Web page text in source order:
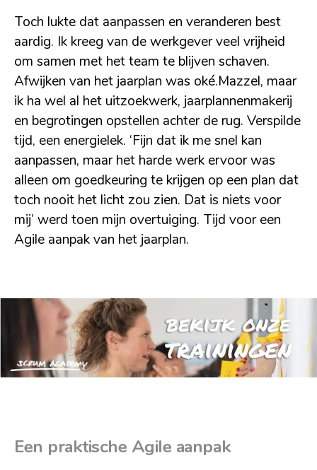
Toch lukte dat aanpassen en veranderen best
aardig. Ik kreeg van de werkgever veel vrijheid
om samen met het team te blijven schaven.
Afwijken van het jaarplan was oké.Mazzel, maar
ik ha wel al het uitzoekwerk, jaarplannenmakerij
en begrotingen opstellen achter de rug. Verspilde
tijd, een energielek. ‘Fijn dat ik me snel kan
aanpassen, maar het harde werk ervoor was
alleen om goedkeuring te krijgen op een plan dat
toch nooit het licht zou zien. Dat is niets voor
mij’ werd toen mijn overtuiging. Tijd voor een
Agile aanpak van het jaarplan.
Een praktische Agile aanpak